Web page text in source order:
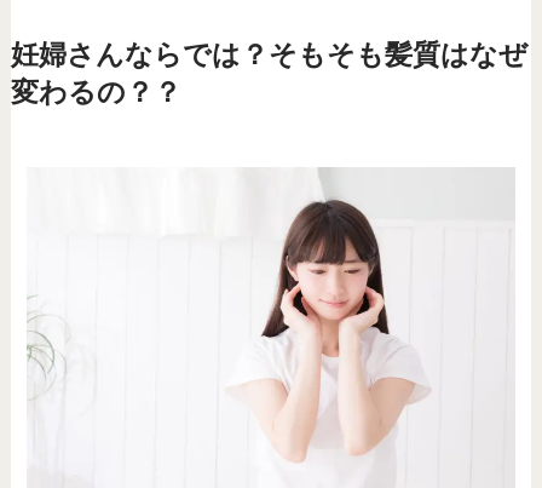
妊婦さんならでは？そもそも髪質はなぜ
変わるの？？